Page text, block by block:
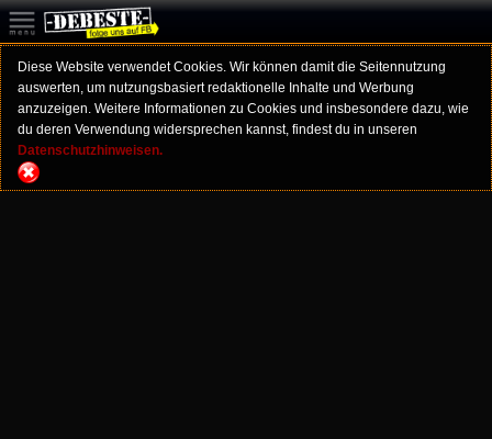
Diese Website verwendet Cookies. Wir können damit die Seitennutzung
auswerten, um nutzungsbasiert redaktionelle Inhalte und Werbung
anzuzeigen. Weitere Informationen zu Cookies und insbesondere dazu, wie
du deren Verwendung widersprechen kannst, findest du in unseren
Datenschutzhinweisen.